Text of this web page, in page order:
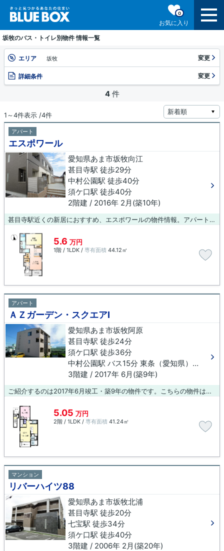
お気に入り
0
坂牧のバス・トイレ別物件 情報一覧
エリア 坂牧 変更
詳細条件 変更
4 件
1～4件表示 /4件
アパート
エスポワール
愛知県あま市坂牧向江
甚目寺駅 徒歩29分
中村公園駅 徒歩40分
須ケ口駅 徒歩40分
2階建 / 2016年 2月(築10年)
甚目寺駅近くの新居におすすめ、エスポワールの物件情報。アパートタイプのお部屋です。あま市で快適な暮らしをしませんか？賃貸住宅をお探しでしたら、地域特化型の当社にお任せ下さい！ご希望にあった物件のご紹介をいたします。どうぞお気軽にご連絡下さい。
5.6 万円
1階 / 1LDK / 専有面積 44.12㎡
アパート
ＡＺガーデン・スクエアⅠ
愛知県あま市坂牧阿原
甚目寺駅 徒歩24分
須ケ口駅 徒歩36分
中村公園駅 バス15分 東条（愛知県）下車 徒歩18分
3階建 / 2017年 6月(築9年)
ご紹介するのは2017年6月竣工・築9年の物件です。こちらの物件はアパートです。あま市エリアでの住まい探しのお問い合わせは、ぜひ当社までご連絡ください。甚目寺周辺の物件もご紹介しております。お電話でのお問い合わせは0587-23-0015へ。
5.05 万円
2階 / 1LDK / 専有面積 41.24㎡
マンション
リバーハイツ88
愛知県あま市坂牧北浦
甚目寺駅 徒歩20分
七宝駅 徒歩34分
須ケ口駅 徒歩40分
3階建 / 2006年 2月(築20年)